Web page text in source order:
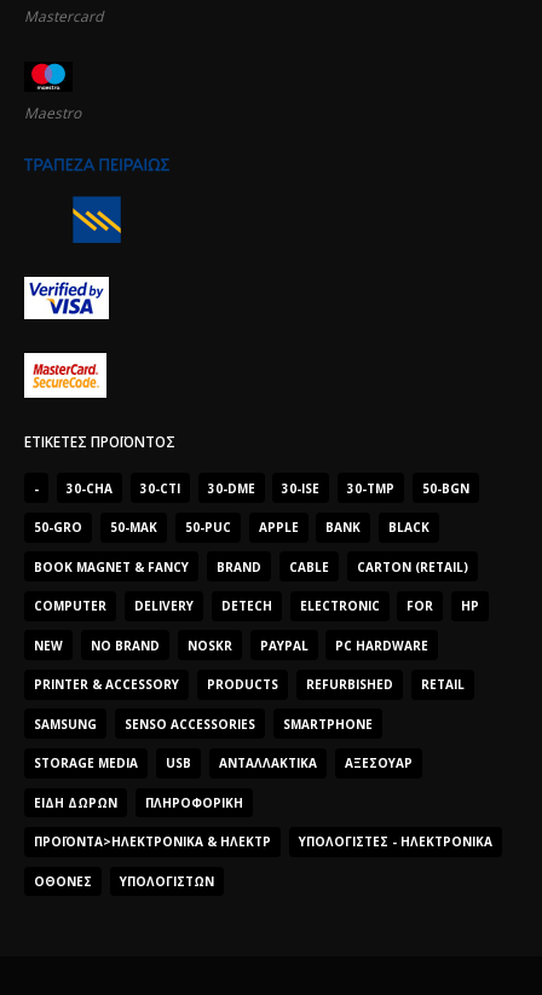
Mastercard
Maestro
ΕΤΙΚΈΤΕΣ ΠΡΟΪΌΝΤΟΣ
- 30-CHA 30-CTI 30-DME 30-ISE 30-TMP 50-BGN
50-GRO 50-MAK 50-PUC APPLE BANK BLACK
BOOK MAGNET & FANCY BRAND CABLE CARTON (RETAIL)
COMPUTER DELIVERY DETECH ELECTRONIC FOR HP
NEW NO BRAND NOSKR PAYPAL PC HARDWARE
PRINTER & ACCESSORY PRODUCTS REFURBISHED RETAIL
SAMSUNG SENSO ACCESSORIES SMARTPHONE
STORAGE MEDIA USB ΑΝΤΑΛΛΑΚΤΙΚΆ ΑΞΕΣΟΥΆΡ
ΕΊΔΗ ΔΏΡΩΝ ΠΛΗΡΟΦΟΡΙΚΉ
ΠΡΟΪΌΝΤΑ>ΗΛΕΚΤΡΟΝΙΚΆ & ΗΛΕΚΤΡ ΥΠΟΛΟΓΙΣΤΈΣ - ΗΛΕΚΤΡΟΝΙΚΆ
ΟΘΌΝΕΣ ΥΠΟΛΟΓΙΣΤΏΝ